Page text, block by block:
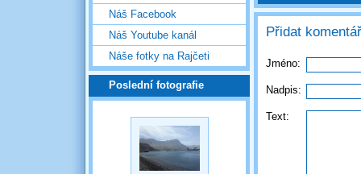
Náš Facebook
Náš Youtube kanál
Náše fotky na Rajčeti
Poslední fotografie
Přidat komentář
Jméno:
Nadpis:
Text: